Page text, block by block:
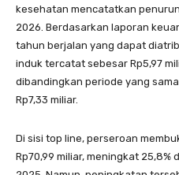
kesehatan mencatatkan
2026. Berdasarkan laporan
tahun berjalan yang dapat
induk tercatat sebesar Rp5,97
dibandingkan periode yang
Rp7,33 miliar.
Di sisi top line, perseroan
Rp70,99 miliar, meningkat 25,8%